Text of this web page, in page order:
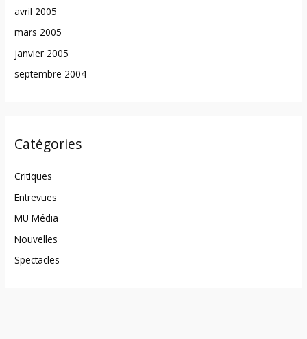
avril 2005
mars 2005
janvier 2005
septembre 2004
Catégories
Critiques
Entrevues
MU Média
Nouvelles
Spectacles